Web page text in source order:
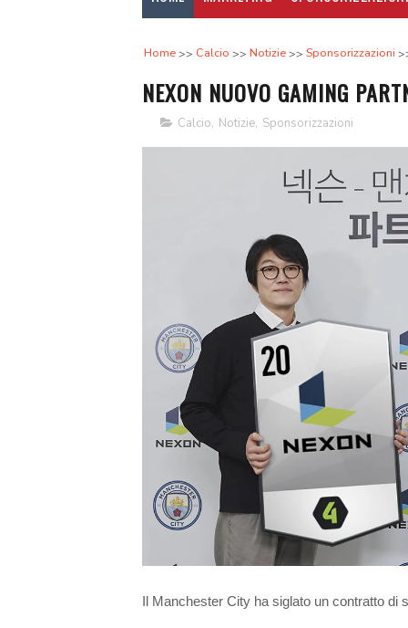
Home Calcio Notizie Sponsorizzazioni
NEXON NUOVO GAMING
Calcio, Notizie, Sponsorizzazioni
Il Manchester City ha siglato un contratto di